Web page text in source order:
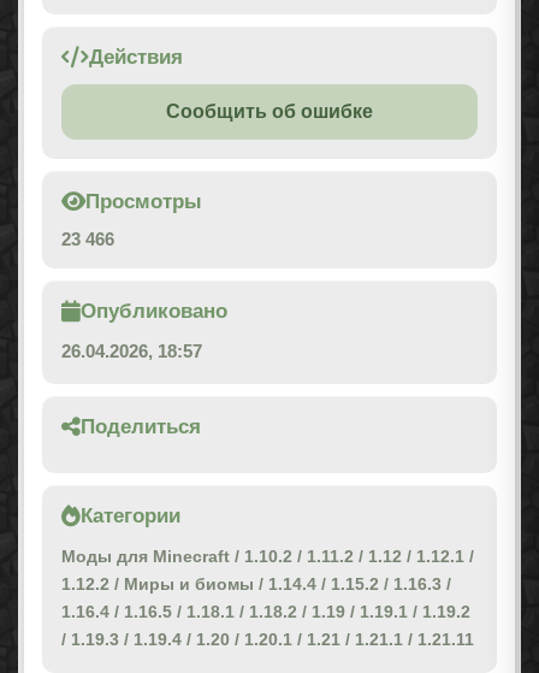
Действия
Сообщить об ошибке
Просмотры
23 466
Опубликовано
26.04.2026, 18:57
Поделиться
Категории
Моды для Minecraft / 1.10.2 / 1.11.2 / 1.12 / 1.12.1 /
1.12.2 / Миры и биомы / 1.14.4 / 1.15.2 / 1.16.3 /
1.16.4 / 1.16.5 / 1.18.1 / 1.18.2 / 1.19 / 1.19.1 / 1.19.2
/ 1.19.3 / 1.19.4 / 1.20 / 1.20.1 / 1.21 / 1.21.1 / 1.21.11